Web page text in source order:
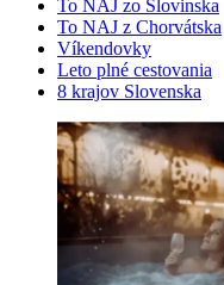
To NAJ zo Slovinska
To NAJ z Chorvátska
Víkendovky
Leto plné cestovania
8 krajov Slovenska